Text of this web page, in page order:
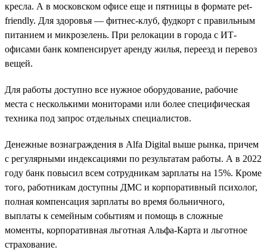
кресла. А в московском офисе еще и пятницы в формате pet-
friendly. Для здоровья — фитнес-клуб, фудкорт с правильным
питанием и микрозелень. При релокации в города с ИТ-
офисами банк компенсирует аренду жилья, переезд и перевоз
вещей.
Для работы доступно все нужное оборудование, рабочие
места с несколькими мониторами или более специфическая
техника под запрос отдельных специалистов.
Денежные вознаграждения в Alfa Digital выше рынка, причем
с регулярными индексациями по результатам работы. А в 2022
году банк повысил всем сотрудникам зарплаты на 15%. Кроме
того, работникам доступны ДМС и корпоративный психолог,
полная компенсация зарплаты во время больничного,
выплаты к семейным событиям и помощь в сложные
моменты, корпоративная льготная Альфа-Карта и льготное
страхование.